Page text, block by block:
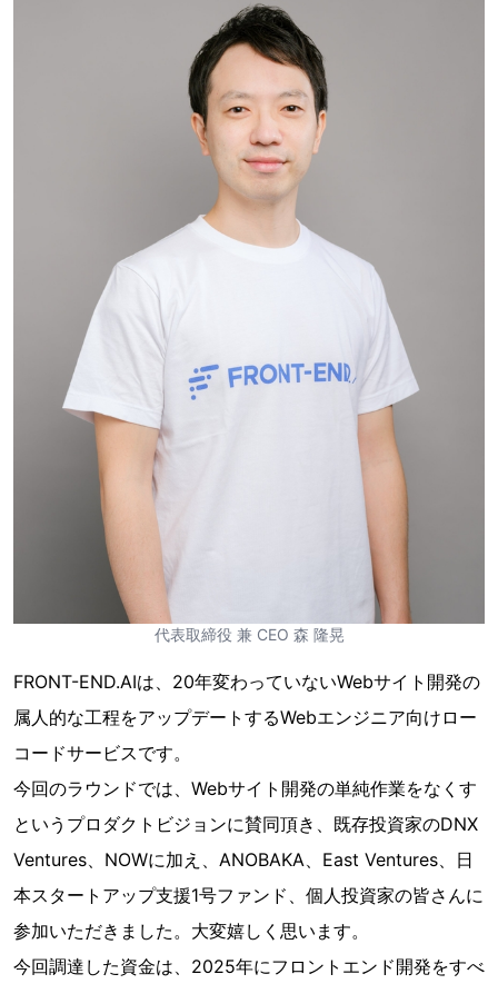
代表取締役 兼 CEO 森 隆晃
FRONT-END.AIは、20年変わっていないWebサイト開発の
属人的な工程をアップデートするWebエンジニア向けロー
コードサービスです。
今回のラウンドでは、Webサイト開発の単純作業をなくす
というプロダクトビジョンに賛同頂き、既存投資家のDNX
Ventures、NOWに加え、ANOBAKA、East Ventures、日
本スタートアップ支援1号ファンド、個人投資家の皆さんに
参加いただきました。大変嬉しく思います。
今回調達した資金は、2025年にフロントエンド開発をすべ